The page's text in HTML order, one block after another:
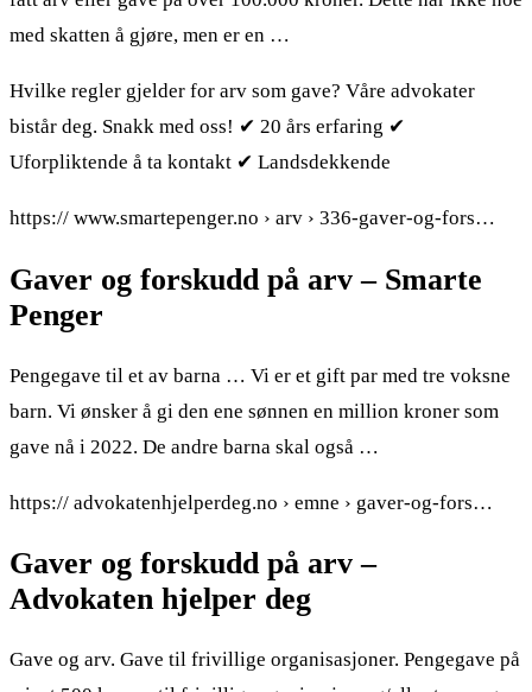
med skatten å gjøre, men er en …
Hvilke regler gjelder for arv som gave? Våre advokater
bistår deg. Snakk med oss! ✔ 20 års erfaring ✔
Uforpliktende å ta kontakt ✔ Landsdekkende
https:// www.smartepenger.no › arv › 336-gaver-og-fors…
Gaver og forskudd på arv – Smarte
Penger
Pengegave til et av barna … Vi er et gift par med tre voksne
barn. Vi ønsker å gi den ene sønnen en million kroner som
gave nå i 2022. De andre barna skal også …
https:// advokatenhjelperdeg.no › emne › gaver-og-fors…
Gaver og forskudd på arv –
Advokaten hjelper deg
Gave og arv. Gave til frivillige organisasjoner. Pengegave på